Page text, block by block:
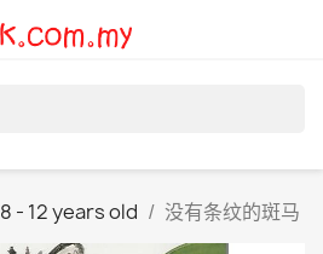
8 - 12 years old 没有条纹的斑马